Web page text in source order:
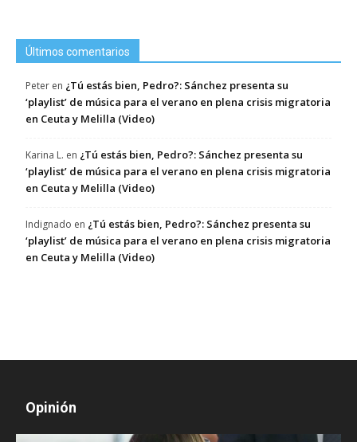
Últimos comentarios
Peter en ¿Tú estás bien, Pedro?: Sánchez presenta su
‘playlist’ de música para el verano en plena crisis migratoria
en Ceuta y Melilla (Video)
Karina L. en ¿Tú estás bien, Pedro?: Sánchez presenta su
‘playlist’ de música para el verano en plena crisis migratoria
en Ceuta y Melilla (Video)
Indignado en ¿Tú estás bien, Pedro?: Sánchez presenta su
‘playlist’ de música para el verano en plena crisis migratoria
en Ceuta y Melilla (Video)
Opinión